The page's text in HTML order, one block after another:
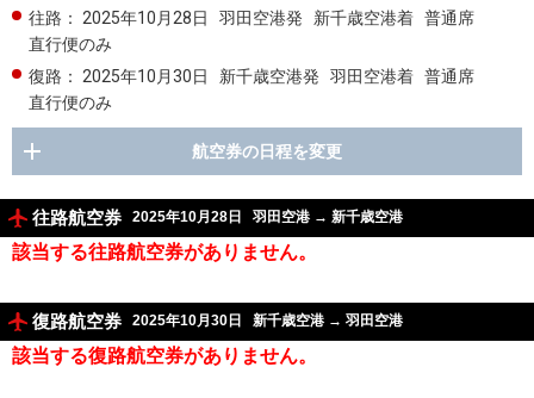
往路： 2025年10月28日 羽田空港発 新千歳空港着 普通席
直行便のみ
復路：
2025年10月30日 新千歳空港発 羽田空港着 普通席
直行便のみ
航空券の日程を変更
往路航空券 2025年10月28日 羽田空港 → 新千歳空港
該当する往路航空券がありません。
復路航空券 2025年10月30日 新千歳空港 → 羽田空港
該当する復路航空券がありません。